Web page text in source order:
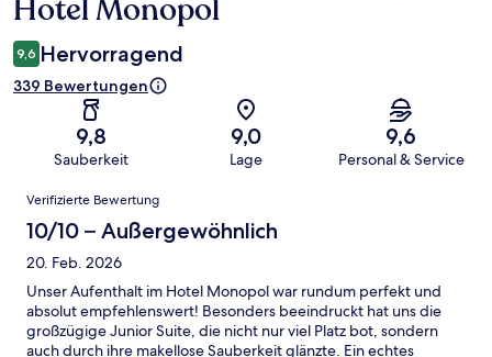
Hotel Monopol
9,6 Hervorragend
339 Bewertungen
9,8
Sauberkeit
9,0
Lage
9,6
Personal & Service
Bewertungen
Verifizierte Bewertung
10/10 – Außergewöhnlich
20. Feb. 2026
Unser Aufenthalt im Hotel Monopol war rundum perfekt und
absolut empfehlenswert! Besonders beeindruckt hat uns die
großzügige Junior Suite, die nicht nur viel Platz bot, sondern
auch durch ihre makellose Sauberkeit glänzte. Ein echtes